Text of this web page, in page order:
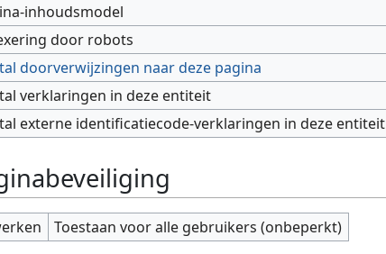
inhoudsmodel
door robots
doorverwijzingen naar deze pagina
verklaringen in deze entiteit
externe identificatiecode-verklaringen in deze entiteit
Toestaan voor alle gebruikers (onbeperkt)